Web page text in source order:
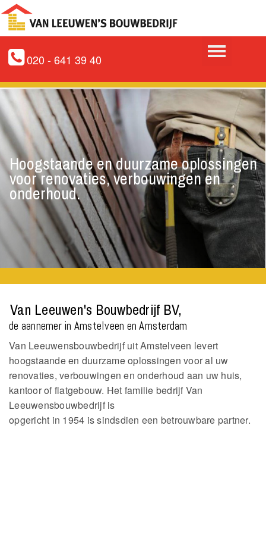
020 - 641 39 40
Hoogstaande en duurzame oplossingen
voor renovaties, verbouwingen en
onderhoud.
Van Leeuwen's Bouwbedrijf BV,
de aannemer in Amstelveen en Amsterdam
Van Leeuwensbouwbedrijf uit Amstelveen levert
hoogstaande en duurzame oplossingen voor al uw
renovaties, verbouwingen en onderhoud aan uw huis,
kantoor of flatgebouw. Het familie bedrijf Van
Leeuwensbouwbedrijf is
opgericht in 1954 is sindsdien een betrouwbare partner.